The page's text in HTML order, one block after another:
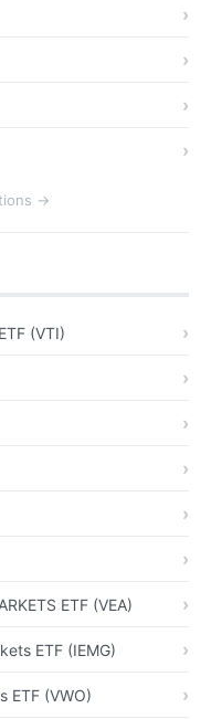
→
(VTI)
ETF (VEA)
ETF (IEMG)
ETF (VWO)